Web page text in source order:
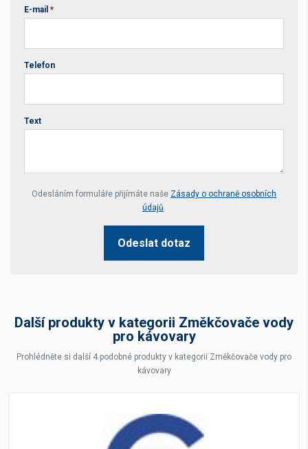
E-mail *
Telefon
Text
Your website *
Odesláním formuláře přijímáte naše Zásady o ochraně osobních
údajů.
Odeslat dotaz
Další produkty v kategorii Změkčovače vody
pro kávovary
Prohlédněte si další 4 podobné produkty v kategorii Změkčovače vody pro
kávovary